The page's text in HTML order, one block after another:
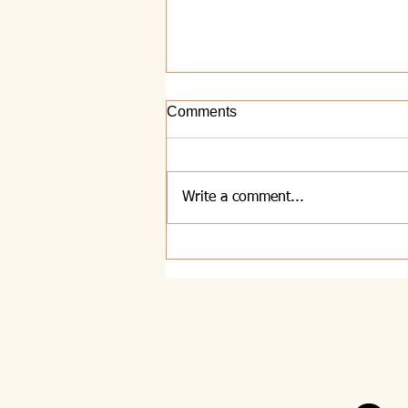
8.8.2026 - Majhna
Comments
Write a comment...